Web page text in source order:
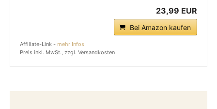
23,99 EUR
Bei Amazon kaufen
Affiliate-Link - mehr Infos
Preis inkl. MwSt., zzgl. Versandkosten